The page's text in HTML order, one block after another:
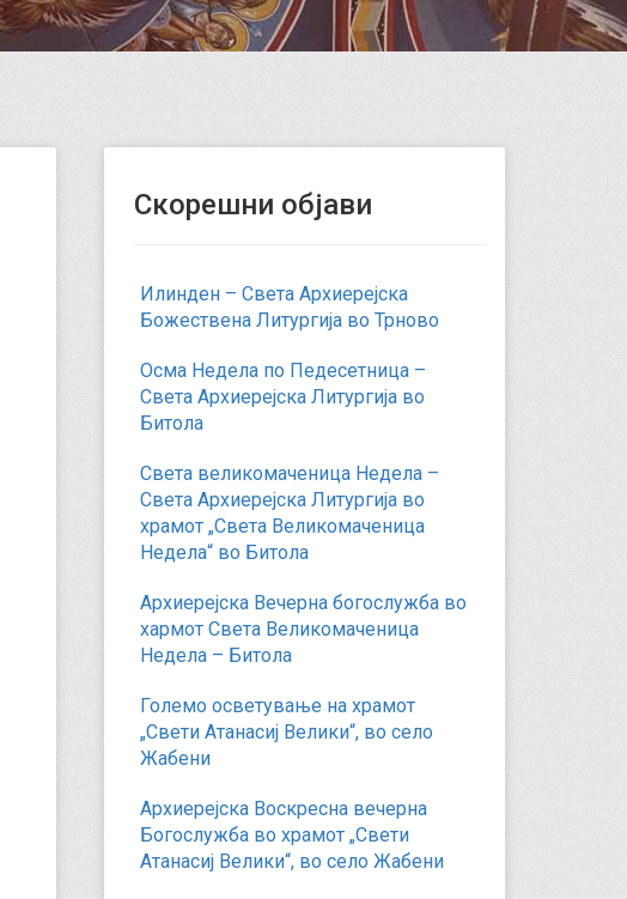
Скорешни објави
Илинден – Света Архиерејска
Божествена Литургија во Трново
Осма Недела по Педесетница –
Света Архиерејска Литургија во
Битола
Света великомаченица Недела –
Света Архиерејска Литургија во
храмот „Света Великомаченица
Недела“ во Битола
Архиерејска Вечерна богослужба во
хармот Света Великомаченица
Недела – Битола
Големо осветување на храмот
„Свети Атанасиј Велики“, во село
Жабени
Архиерејска Воскресна вечерна
Богослужба во храмот „Свети
Атанасиј Велики“, во село Жабени